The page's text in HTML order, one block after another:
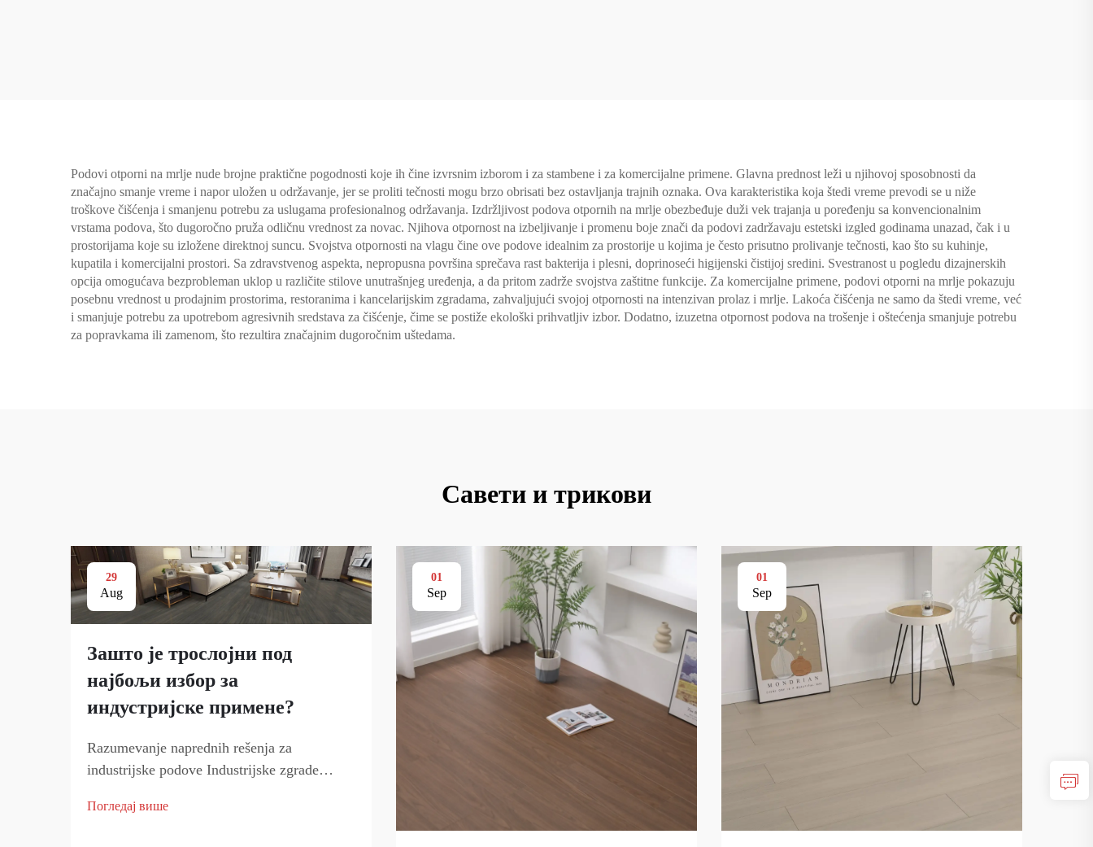
Podovi otporni na mrlje nude brojne praktične pogodnosti koje ih čine izvrsnim izborom i za stambene i za komercijalne primene. Glavna prednost leži u njihovoj sposobnosti da
značajno smanje vreme i napor uložen u održavanje, jer se proliti tečnosti mogu brzo obrisati bez ostavljanja trajnih oznaka. Ova karakteristika koja štedi vreme prevodi se u niže
troškove čišćenja i smanjenu potrebu za uslugama profesionalnog održavanja. Izdržljivost podova otpornih na mrlje obezbeđuje duži vek trajanja u poređenju sa konvencionalnim
vrstama podova, što dugoročno pruža odličnu vrednost za novac. Njihova otpornost na izbeljivanje i promenu boje znači da podovi zadržavaju estetski izgled godinama unazad, čak i u
prostorijama koje su izložene direktnoj suncu. Svojstva otpornosti na vlagu čine ove podove idealnim za prostorije u kojima je često prisutno prolivanje tečnosti, kao što su kuhinje,
kupatila i komercijalni prostori. Sa zdravstvenog aspekta, nepropusna površina sprečava rast bakterija i plesni, doprinoseći higijenski čistijoj sredini. Svestranost u pogledu dizajnerskih
opcija omogućava bezprobleman uklop u različite stilove unutrašnjeg uređenja, a da pritom zadrže svojstva zaštitne funkcije. Za komercijalne primene, podovi otporni na mrlje pokazuju
posebnu vrednost u prodajnim prostorima, restoranima i kancelarijskim zgradama, zahvaljujući svojoj otpornosti na intenzivan prolaz i mrlje. Lakoća čišćenja ne samo da štedi vreme, već
i smanjuje potrebu za upotrebom agresivnih sredstava za čišćenje, čime se postiže ekološki prihvatljiv izbor. Dodatno, izuzetna otpornost podova na trošenje i oštećenja smanjuje potrebu
za popravkama ili zamenom, što rezultira značajnim dugoročnim uštedama.
Савети и трикови
29
Aug
Зашто је троcлојни под
најбољи избор за
индустријске примене?
Razumevanje naprednih rešenja za
industrijske podove Industrijske zgrade
podove koji mogu da izdrže tešku opremu,
Погледај више
01
Sep
01
Sep